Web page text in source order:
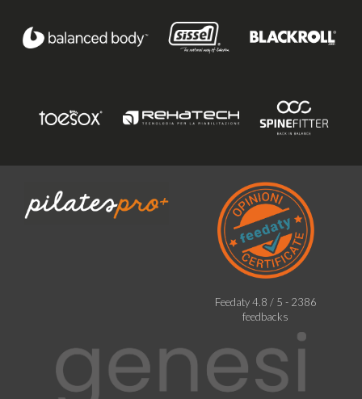
Feedaty4.8 / 5 - 2386
feedbacks